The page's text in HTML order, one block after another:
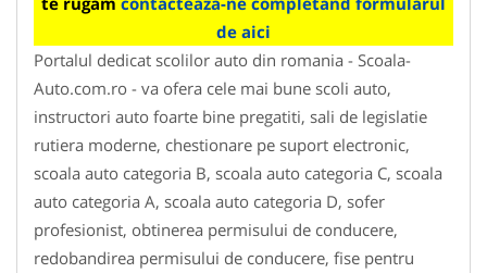
de aici
Portalul dedicat scolilor auto din romania - Scoala-
Auto.com.ro - va ofera cele mai bune scoli auto,
instructori auto foarte bine pregatiti, sali de legislatie
rutiera moderne, chestionare pe suport electronic,
scoala auto categoria B, scoala auto categoria C, scoala
auto categoria A, scoala auto categoria D, sofer
profesionist, obtinerea permisului de conducere,
redobandirea permisului de conducere, fise pentru